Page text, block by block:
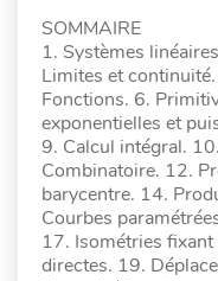
SOMMAIRE
1. Systèmes
Limites et
Fonctions. 6.
exponentielles et
9. Calcul intégral.
Combinatoire. 12.
barycentre. 14.
Courbes
17. Isométries
directes. 19.